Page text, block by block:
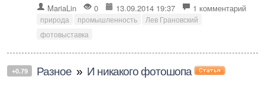
MariaLin 0 13.09.2014 19:37 1 комментарий
природа промышленность
Лев Грановский
фотовыставка
+0.79 Разное » И никакого фотошопа